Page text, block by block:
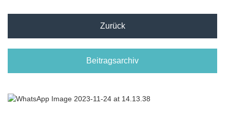
Zurück
Beitragsarchiv